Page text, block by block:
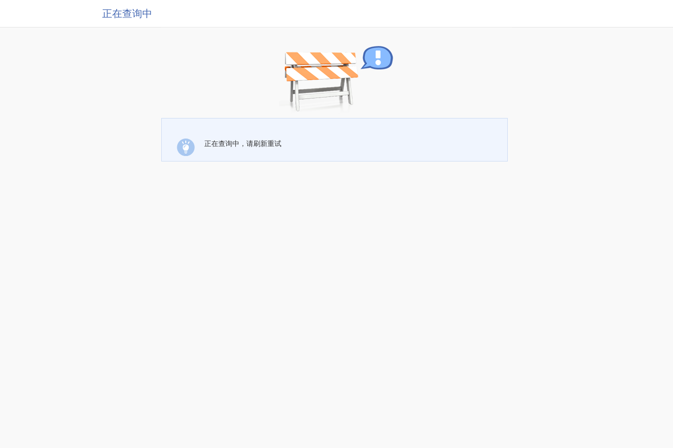
正在查询中
正在查询中，请刷新重试